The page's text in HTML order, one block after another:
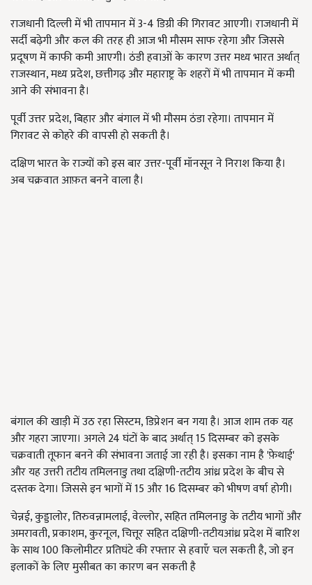
राजधानी दिल्ली में भी तापमान में 3-4 डिग्री की गिरावट आएगी। राजधानी में
सर्दी बढ़ेगी और कल की तरह ही आज भी मौसम साफ रहेगा और जिससे
प्रदूषण में काफी कमी आएगी। ठंडी हवाओं के कारण उत्तर मध्य भारत अर्थात्
राजस्थान, मध्य प्रदेश, छत्तीगढ़ और महाराष्ट्र के शहरों में भी तापमान में कमी
आने की संभावना है।
पूर्वी उत्तर प्रदेश, बिहार और बंगाल में भी मौसम ठंडा रहेगा। तापमान में
गिरावट से कोहरे की वापसी हो सकती है।
दक्षिण भारत के राज्यों को इस बार उत्तर-पूर्वी मॉनसून ने निराश किया है।
अब चक्रवात आफ़त बनने वाला है।
बंगाल की खाड़ी में उठ रहा सिस्टम, डिप्रेशन बन गया है। आज शाम तक यह
और गहरा जाएगा। अगले 24 घंटों के बाद अर्थात् 15 दिसम्बर को इसके
चक्रवाती तूफान बनने की संभावना जताई जा रही है। इसका नाम है 'फ़ेथाई'
और यह उत्तरी तटीय तमिलनाडु तथा दक्षिणी-तटीय आंध्र प्रदेश के बीच से
दस्तक देगा। जिससे इन भागों में 15 और 16 दिसम्बर को भीषण वर्षा होगी।
चेन्नई, कुड्डालोर, तिरुवन्नामलाई, वेल्लोर, सहित तमिलनाडु के तटीय भागों और
अमरावती, प्रकाशम, कुरनूल, चित्तूर सहित दक्षिणी-तटीयआंध्र प्रदेश में बारिश
के साथ 100 किलोमीटर प्रतिघंटे की रफ्तार से हवाएँ चल सकती है, जो इन
इलाकों के लिए मुसीबत का कारण बन सकती है